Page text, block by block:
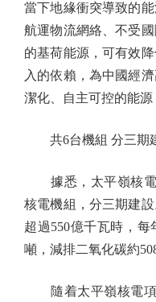
當下地緣衝突導致的
航運物流網絡、不受
的基荷能源，可有效
入的依賴，為中國經
潔化、自主可控的能源
共6台機組 分三期
據悉，太平嶺核電
核電機組，分三期建
超過550億千瓦時，每
噸，減排二氧化碳約
隨着太平嶺核電項